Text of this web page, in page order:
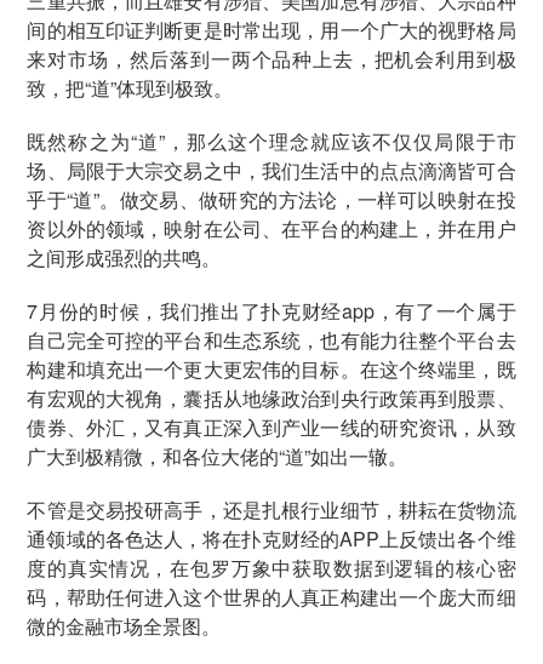
间的相互印证判断更是时常出现，用一个广大的视野格局
来对市场，然后落到一两个品种上去，把机会利用到极
致，把“道”体现到极致。
既然称之为“道”，那么这个理念就应该不仅仅局限于市
场、局限于大宗交易之中，我们生活中的点点滴滴皆可合
乎于“道”。做交易、做研究的方法论，一样可以映射在投
资以外的领域，映射在公司、在平台的构建上，并在用户
之间形成强烈的共鸣。
7月份的时候，我们推出了扑克财经app，有了一个属于
自己完全可控的平台和生态系统，也有能力往整个平台去
构建和填充出一个更大更宏伟的目标。在这个终端里，既
有宏观的大视角，囊括从地缘政治到央行政策再到股票、
债券、外汇，又有真正深入到产业一线的研究资讯，从致
广大到极精微，和各位大佬的“道”如出一辙。
不管是交易投研高手，还是扎根行业细节，耕耘在货物流
通领域的各色达人，将在扑克财经的APP上反馈出各个维
度的真实情况，在包罗万象中获取数据到逻辑的核心密
码，帮助任何进入这个世界的人真正构建出一个庞大而细
微的金融市场全景图。